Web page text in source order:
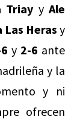
Triay y Ale
Las Heras y
y 2-6 ante
y la
y ni
ofrecen